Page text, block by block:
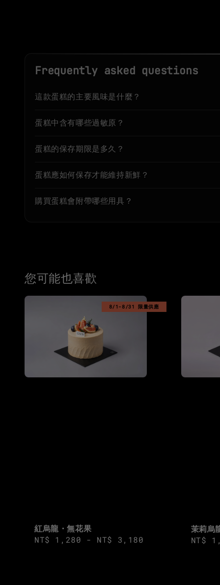
Frequently asked questions
這款蛋糕的主要風味是什麼？
蛋糕中含有哪些過敏原？
蛋糕的保存期限是多久？
蛋糕應如何保存才能維持新鮮？
購買蛋糕會附帶哪些用具？
您可能也喜歡
8/1-8/31 限量供應
紅烏龍・無花果
Regular
NT$ 1,280 - NT$ 3,180
茉莉烏
NT$